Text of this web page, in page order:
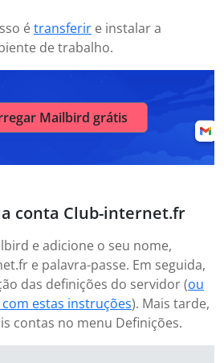
étransferir e instalar a
de trabalho.
Mailbird grátis
conta Club-internet.fr
e adicione o seu nome,
e palavra-passe. Em seguida,
das definições do servidor (ou
estas instruções). Mais tarde,
contas no menu Definições.